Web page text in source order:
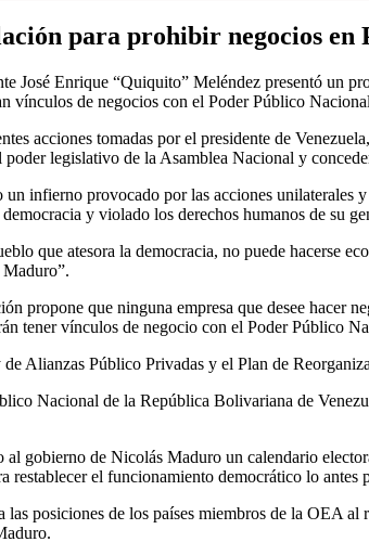
para prohibir negocios
José Enrique “Quiquito” Meléndez presentó un
vínculos de negocios con el Poder Público
acciones tomadas por el presidente de
legislativo de la Asamblea Nacional y
infierno provocado por las acciones
y violado los derechos humanos de su
que atesora la democracia, no puede hacerse
propone que ninguna empresa que desee hacer
tener vínculos de negocio con el Poder Público
Alianzas Público Privadas y el Plan de
Nacional de la República Bolivariana de
al gobierno de Nicolás Maduro un calendario
restablecer el funcionamiento democrático lo antes
posiciones de los países miembros de la OEA